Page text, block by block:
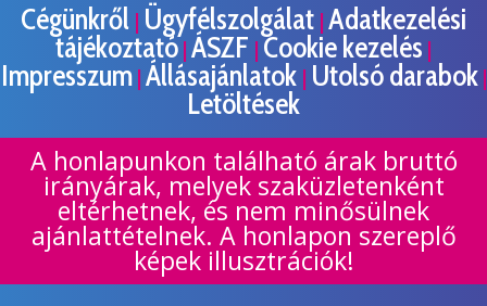
Cégünkről | Ügyfélszolgálat | Adatkezelési
tájékoztató | ÁSZF | Cookie kezelés |
Impresszum| Állásajánlatok | Utolsó darabok|
Letöltések
A honlapunkon található árak bruttó
irányárak, melyek szaküzletenként
eltérhetnek, és nem minősülnek
ajánlattételnek. A honlapon szereplő
képek illusztrációk!